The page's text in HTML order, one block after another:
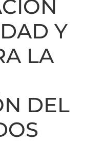
Y
LA
DEL